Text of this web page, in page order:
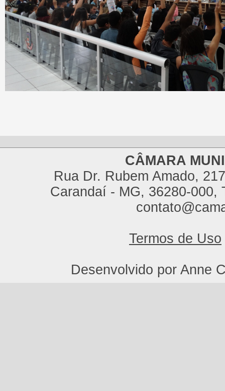
CÂMARA
Rua Dr. Rubem Amado,
Carandaí - MG, 36280-000,
Termos de Uso
Desenvolvido por Anne